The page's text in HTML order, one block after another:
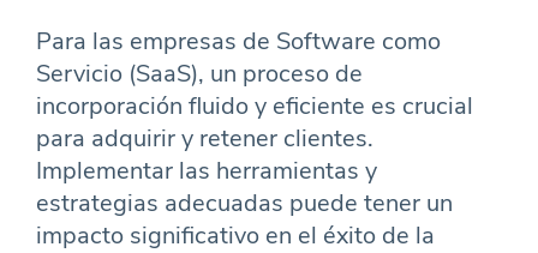
Para las empresas de Software como
Servicio (SaaS), un proceso de
incorporación fluido y eficiente es crucial
para adquirir y retener clientes.
Implementar las herramientas y
estrategias adecuadas puede tener un
impacto significativo en el éxito de la